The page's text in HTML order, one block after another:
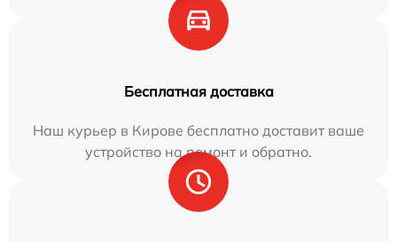
Бесплатная доставка
Наш курьер в Кирове бесплатно доставит ваше
устройство на ремонт и обратно.